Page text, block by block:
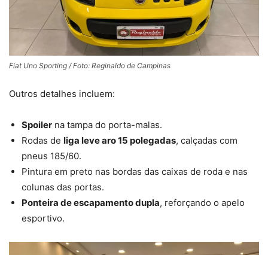
Fiat Uno Sporting / Foto: Reginaldo de Campinas
Outros detalhes incluem:
Spoiler na tampa do porta-malas.
Rodas de liga leve aro 15 polegadas, calçadas com
pneus 185/60.
Pintura em preto nas bordas das caixas de roda e nas
colunas das portas.
Ponteira de escapamento dupla, reforçando o apelo
esportivo.